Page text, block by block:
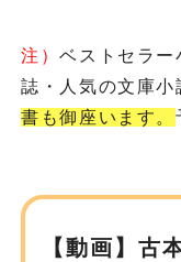
注）ベストセラー
誌・人気の文庫小
書も御座います。
【動画】古